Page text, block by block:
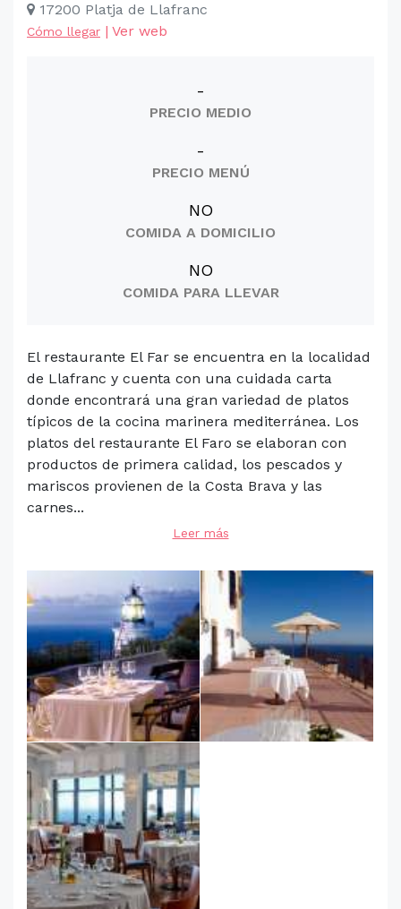
17200 Platja de Llafranc
Cómo llegar | Ver web
-
PRECIO MEDIO
-
PRECIO MENÚ
NO
COMIDA A DOMICILIO
NO
COMIDA PARA LLEVAR
El restaurante El Far se encuentra en la localidad
de Llafranc y cuenta con una cuidada carta
donde encontrará una gran variedad de platos
típicos de la cocina marinera mediterránea. Los
platos del restaurante El Faro se elaboran con
productos de primera calidad, los pescados y
mariscos provienen de la Costa Brava y las
carnes...
Leer más